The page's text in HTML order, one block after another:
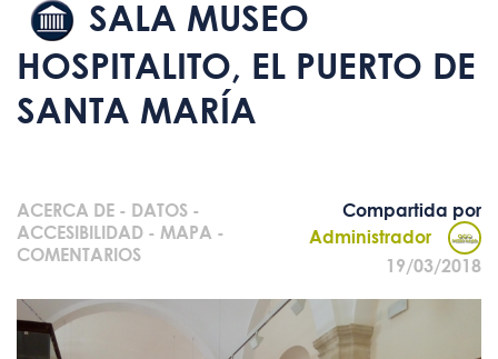
SALA MUSEO
HOSPITALITO, EL PUERTO DE
SANTA MARÍA
ACERCA DE - DATOS -
ACCESIBILIDAD - MAPA -
COMENTARIOS
Compartida por
Administrador
19/03/2018